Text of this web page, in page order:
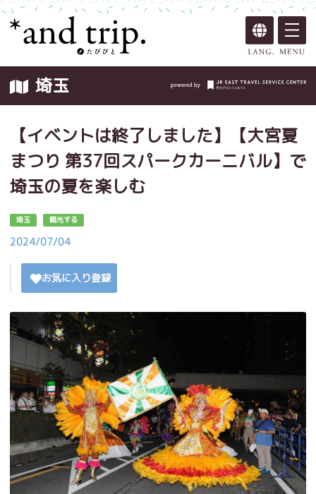
埼玉
【イベントは終了しました】【大宮夏
まつり 第37回スパークカーニバル】で
埼玉の夏を楽しむ
埼玉 観光する
2024/07/04
お気に入り登録